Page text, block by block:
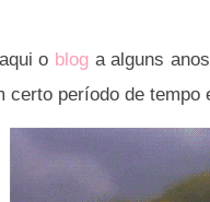
o bloga alguns
certo período de